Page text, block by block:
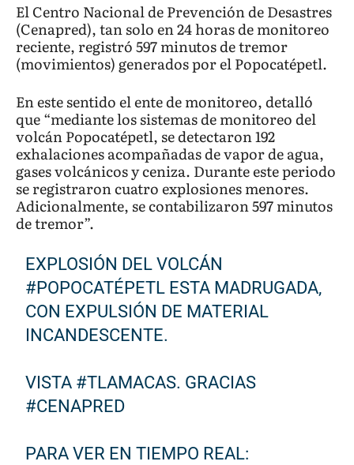
El Centro Nacional de Prevención de Desastres
(Cenapred), tan solo en 24 horas de monitoreo
reciente, registró 597 minutos de tremor
(movimientos) generados por el Popocatépetl.
En este sentido el ente de monitoreo, detalló
que “mediante los sistemas de monitoreo del
volcán Popocatépetl, se detectaron 192
exhalaciones acompañadas de vapor de agua,
gases volcánicos y ceniza. Durante este periodo
se registraron cuatro explosiones menores.
Adicionalmente, se contabilizaron 597 minutos
de tremor”.
EXPLOSIÓN DEL VOLCÁN
#POPOCATÉPETL ESTA MADRUGADA,
CON EXPULSIÓN DE MATERIAL
INCANDESCENTE.
VISTA #TLAMACAS. GRACIAS
#CENAPRED
PARA VER EN TIEMPO REAL: